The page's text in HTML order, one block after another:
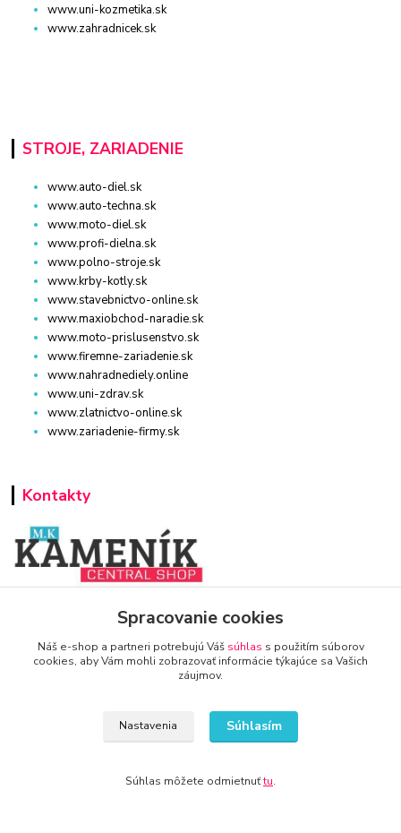
www.uni-kozmetika.sk
www.zahradnicek.sk
STROJE, ZARIADENIE
www.auto-diel.sk
www.auto-techna.sk
www.moto-diel.sk
www.profi-dielna.sk
www.polno-stroje.sk
www.krby-kotly.sk
www.stavebnictvo-online.sk
www.maxiobchod-naradie.sk
www.moto-prislusenstvo.sk
www.firemne-zariadenie.sk
www.nahradnediely.online
www.uni-zdrav.sk
www.zlatnictvo-online.sk
www.zariadenie-firmy.sk
Kontakty
www.zariadenie-firmy.sk
+421 940 949 000
Spracovanie cookies
Náš e-shop a partneri potrebujú Váš súhlas s použitím súborov
cookies, aby Vám mohli zobrazovať informácie týkajúce sa Vašich
záujmov.
Nastavenia Súhlasím
Súhlas môžete odmietnuťtu.